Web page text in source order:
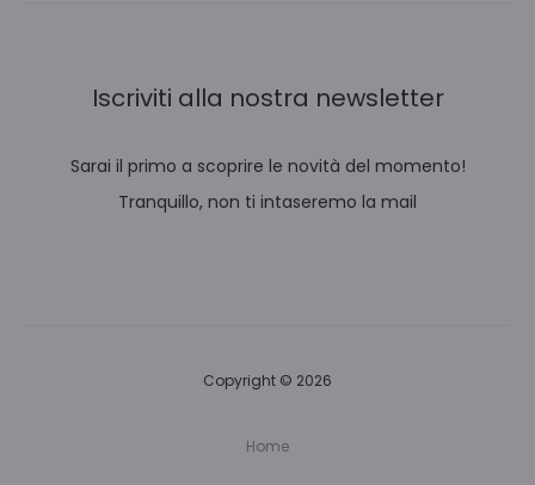
Iscriviti alla nostra newsletter
Sarai il primo a scoprire le novità del momento!
Tranquillo, non ti intaseremo la mail
Copyright © 2026
Home